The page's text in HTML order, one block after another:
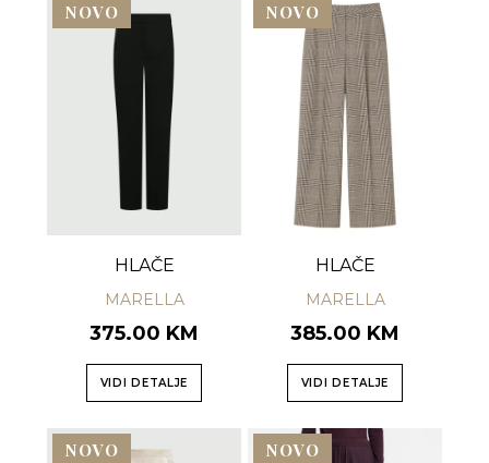
NOVO
HLAČE
MARELLA
375.00 KM
VIDI DETALJE
NOVO
HLAČE
MARELLA
385.00 KM
VIDI DETALJE
NOVO NOVO